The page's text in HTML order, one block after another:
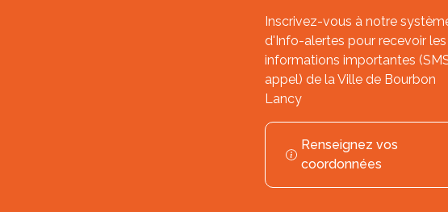
Inscrivez-vous à notre
d'Info-alertes pour recevoir les
informations importantes
appel) de la Ville de Bourbon
Lancy
Renseignez vos
coordonnées